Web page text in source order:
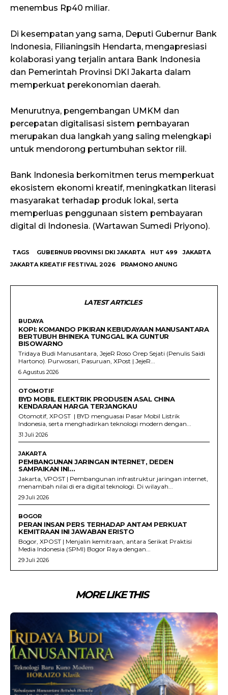
menembus Rp40 miliar.
Di kesempatan yang sama, Deputi Gubernur Bank
Indonesia, Filianingsih Hendarta, mengapresiasi
kolaborasi yang terjalin antara Bank Indonesia
dan Pemerintah Provinsi DKI Jakarta dalam
memperkuat perekonomian daerah.
Menurutnya, pengembangan UMKM dan
percepatan digitalisasi sistem pembayaran
merupakan dua langkah yang saling melengkapi
untuk mendorong pertumbuhan sektor riil.
Bank Indonesia berkomitmen terus memperkuat
ekosistem ekonomi kreatif, meningkatkan literasi
masyarakat terhadap produk lokal, serta
memperluas penggunaan sistem pembayaran
digital di Indonesia. (Wartawan Sumedi Priyono).
TAGS GUBERNUR PROVINSI DKI JAKARTA HUT 499
JAKARTA
JAKARTA KREATIF FESTIVAL 2026
PRAMONO ANUNG
LATEST ARTICLES
BUDAYA
KOPI: KOMANDO PIKIRAN KEBUDAYAAN MANUSANTARA
BERTUBUH BHINEKA TUNGGAL IKA GUNTUR
BISOWARNO
Tridaya Budi Manusantara, JejeR Roso Orep Sejati (Penulis Saidi
Hartono). Purwosari, Pasuruan, XPost | JejeR...
6 Agustus 2026
OTOMOTIF
BYD MOBIL ELEKTRIK PRODUSEN ASAL CHINA
KENDARAAN HARGA TERJANGKAU
Otomotif, XPOST | BYD menguasai Pasar Mobil Listrik
Indonesia, serta menghadirkan teknologi modern dengan...
31 Juli 2026
JAKARTA
PEMBANGUNAN JARINGAN INTERNET, DEDEN
SAMPAIKAN INI…
Jakarta, VPOST | Pembangunan infrastruktur jaringan internet,
menambah nilai di era digital teknologi. Di wilayah...
29 Juli 2026
BOGOR
PERAN INSAN PERS TERHADAP ANTAM PERKUAT
KEMITRAAN INI JAWABAN ERISTO
Bogor, XPOST | Menjalin kemitraan, antara Serikat Praktisi
Media Indonesia (SPMI) Bogor Raya dengan...
29 Juli 2026
MORE LIKE THIS